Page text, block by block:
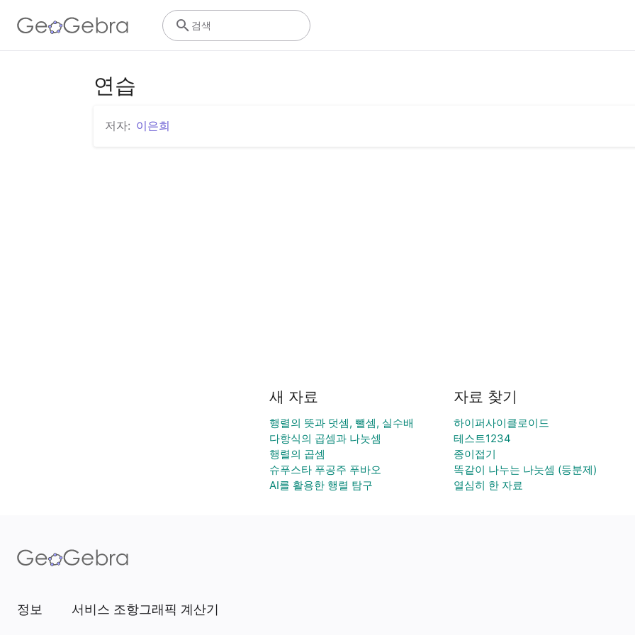
검색
연습
저자: 이은희
새 자료
행렬의 뜻과 덧셈, 뺄셈, 실수배
다항식의 곱셈과 나눗셈
행렬의 곱셈
슈푸스타 푸공주 푸바오
AI를 활용한 행렬 탐구
자료 찾기
하이퍼사이클로이드
테스트1234
종이접기
똑같이 나누는 나눗셈 (등분제)
열심히 한 자료
정보 서비스 조항그래픽 계산기